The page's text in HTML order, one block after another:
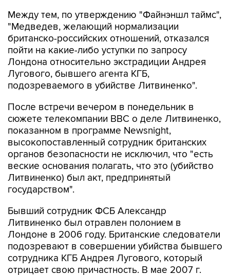
Между тем, по утверждению "Файнэншл таймс",
"Медведев, желающий нормализации
британско-российских отношений, отказался
пойти на какие-либо уступки по запросу
Лондона относительно экстрадиции Андрея
Лугового, бывшего агента КГБ,
подозреваемого в убийстве Литвиненко".
После встречи вечером в понедельник в
сюжете телекомпании BBC о деле Литвиненко,
показанном в программе Newsnight,
высокопоставленный сотрудник британских
органов безопасности не исключил, что "есть
веские основания полагать, что это (убийство
Литвиненко) был акт, предпринятый
государством".
Бывший сотрудник ФСБ Александр
Литвиненко был отравлен полонием в
Лондоне в 2006 году. Британские следователи
подозревают в совершении убийства бывшего
сотрудника КГБ Андрея Лугового, который
отрицает свою причастность. В мае 2007 г.